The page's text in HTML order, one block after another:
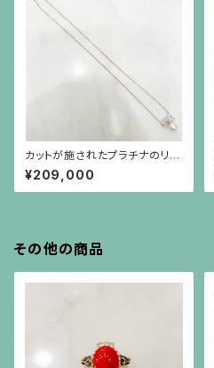
カットが施されたプラチナのリボ
ンにダイヤモンド、18金のチェー
ンに和珠のネックレス
¥209,000
その他の商品